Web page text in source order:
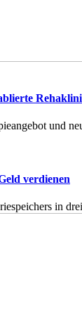
und
verdienen
in